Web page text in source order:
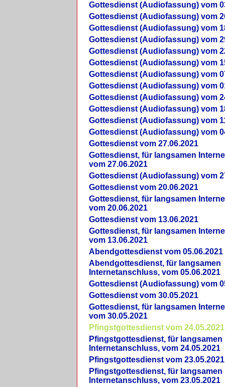
Gottesdienst (Audiofassung) vom
Gottesdienst (Audiofassung) vom
Gottesdienst (Audiofassung) vom
Gottesdienst (Audiofassung) vom
Gottesdienst (Audiofassung) vom
Gottesdienst (Audiofassung) vom
Gottesdienst (Audiofassung) vom
Gottesdienst (Audiofassung) vom
Gottesdienst (Audiofassung) vom
Gottesdienst (Audiofassung) vom
Gottesdienst (Audiofassung) vom
Gottesdienst (Audiofassung) vom
Gottesdienst vom 27.06.2021
Gottesdienst, für langsamen
vom 27.06.2021
Gottesdienst (Audiofassung) vom
Gottesdienst vom 20.06.2021
Gottesdienst, für langsamen
vom 20.06.2021
Gottesdienst vom 13.06.2021
Gottesdienst, für langsamen
vom 13.06.2021
Abendgottesdienst vom 05.06.2021
Abendgottesdienst, für langsamen
Internetanschluss, vom 05.06.2021
Gottesdienst (Audiofassung) vom
Gottesdienst vom 30.05.2021
Gottesdienst, für langsamen
vom 30.05.2021
Pfingstgottesdienst vom 24.05.2021
Pfingstgottesdienst, für langsamen
Internetanschluss, vom 24.05.2021
Pfingstgottesdienst vom 23.05.2021
Pfingstgottesdienst, für langsamen
Internetanschluss, vom 23.05.2021